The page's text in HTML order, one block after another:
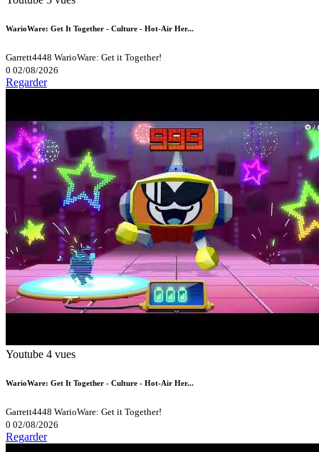
WarioWare: Get It Together - Culture - Hot-Air Her...
Garrett4448 WarioWare: Get it Together!
0 02/08/2026
Regarder
Youtube 4 vues
WarioWare: Get It Together - Culture - Hot-Air Her...
Garrett4448 WarioWare: Get it Together!
0 02/08/2026
Regarder